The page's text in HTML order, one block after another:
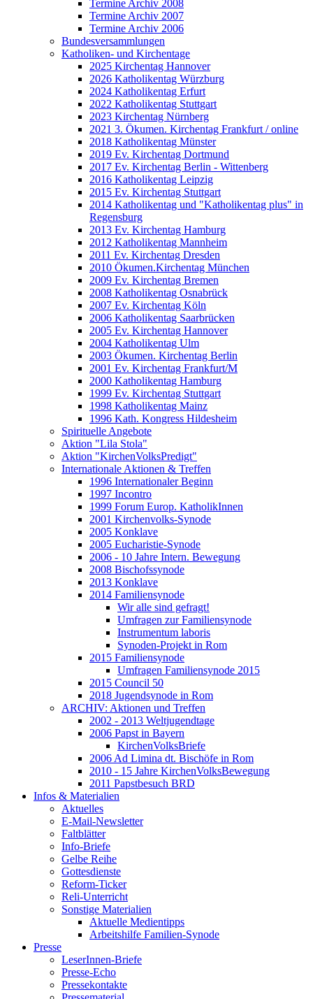
Termine Archiv 2008
Termine Archiv 2007
Termine Archiv 2006
Bundesversammlungen
Katholiken- und Kirchentage
2025 Kirchentag Hannover
2026 Katholikentag Würzburg
2024 Katholikentag Erfurt
2022 Katholikentag Stuttgart
2023 Kirchentag Nürnberg
2021 3. Ökumen. Kirchentag Frankfurt / online
2018 Katholikentag Münster
2019 Ev. Kirchentag Dortmund
2017 Ev. Kirchentag Berlin - Wittenberg
2016 Katholikentag Leipzig
2015 Ev. Kirchentag Stuttgart
2014 Katholikentag und "Katholikentag plus" in
Regensburg
2013 Ev. Kirchentag Hamburg
2012 Katholikentag Mannheim
2011 Ev. Kirchentag Dresden
2010 Ökumen.Kirchentag München
2009 Ev. Kirchentag Bremen
2008 Katholikentag Osnabrück
2007 Ev. Kirchentag Köln
2006 Katholikentag Saarbrücken
2005 Ev. Kirchentag Hannover
2004 Katholikentag Ulm
2003 Ökumen. Kirchentag Berlin
2001 Ev. Kirchentag Frankfurt/M
2000 Katholikentag Hamburg
1999 Ev. Kirchentag Stuttgart
1998 Katholikentag Mainz
1996 Kath. Kongress Hildesheim
Spirituelle Angebote
Aktion "Lila Stola"
Aktion "KirchenVolksPredigt"
Internationale Aktionen & Treffen
1996 Internationaler Beginn
1997 Incontro
1999 Forum Europ. KatholikInnen
2001 Kirchenvolks-Synode
2005 Konklave
2005 Eucharistie-Synode
2006 - 10 Jahre Intern. Bewegung
2008 Bischofssynode
2013 Konklave
2014 Familiensynode
Wir alle sind gefragt!
Umfragen zur Familiensynode
Instrumentum laboris
Synoden-Projekt in Rom
2015 Familiensynode
Umfragen Familiensynode 2015
2015 Council 50
2018 Jugendsynode in Rom
ARCHIV: Aktionen und Treffen
2002 - 2013 Weltjugendtage
2006 Papst in Bayern
KirchenVolksBriefe
2006 Ad Limina dt. Bischöfe in Rom
2010 - 15 Jahre KirchenVolksBewegung
2011 Papstbesuch BRD
Infos & Materialien
Aktuelles
E-Mail-Newsletter
Faltblätter
Info-Briefe
Gelbe Reihe
Gottesdienste
Reform-Ticker
Reli-Unterricht
Sonstige Materialien
Aktuelle Medientipps
Arbeitshilfe Familien-Synode
Presse
LeserInnen-Briefe
Presse-Echo
Pressekontakte